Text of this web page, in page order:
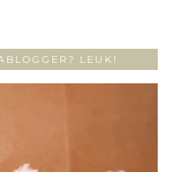
LEUK!